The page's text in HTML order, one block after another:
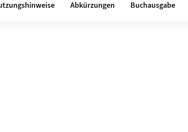
Abkürzungen Buchausgabe